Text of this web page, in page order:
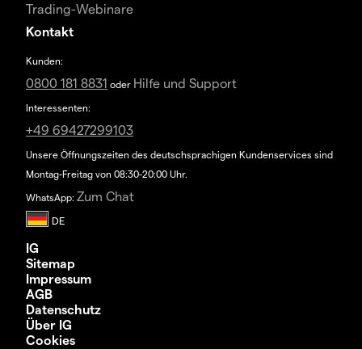
Trading-Webinare
Kontakt
Kunden:
0800 181 8831 oder Hilfe und Support
Interessenten:
+49 69427299103
Unsere Öffnungszeiten des deutschsprachigen Kundenservices sind
Montag-Freitag von 08:30-20:00 Uhr.
WhatsApp: Zum Chat
IG
Sitemap
Impressum
AGB
Datenschutz
Über IG
Cookies